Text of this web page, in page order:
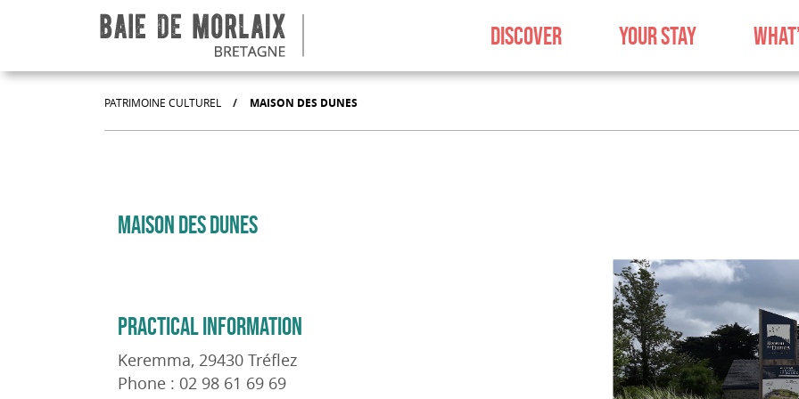
Aller au contenu
Aller à la recherche
Aller au bas de page
DISCOVER YOUR STAY
PATRIMOINE CULTUREL / MAISON DES DUNES
MAISON DES DUNES
PRACTICAL INFORMATION
Keremma, 29430 Tréflez
Phone : 02 98 61 69 69